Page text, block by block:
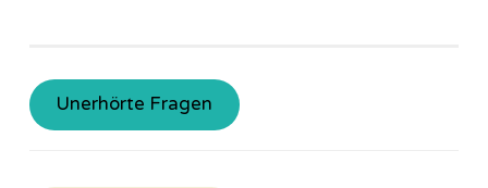
Unerhörte Fragen